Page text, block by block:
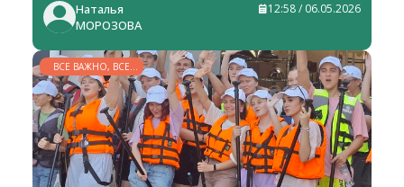
Наталья
МОРОЗОВА
12:58 / 06.05.2026
ВСЕ ВАЖНО, ВСЕ
НУЖНО